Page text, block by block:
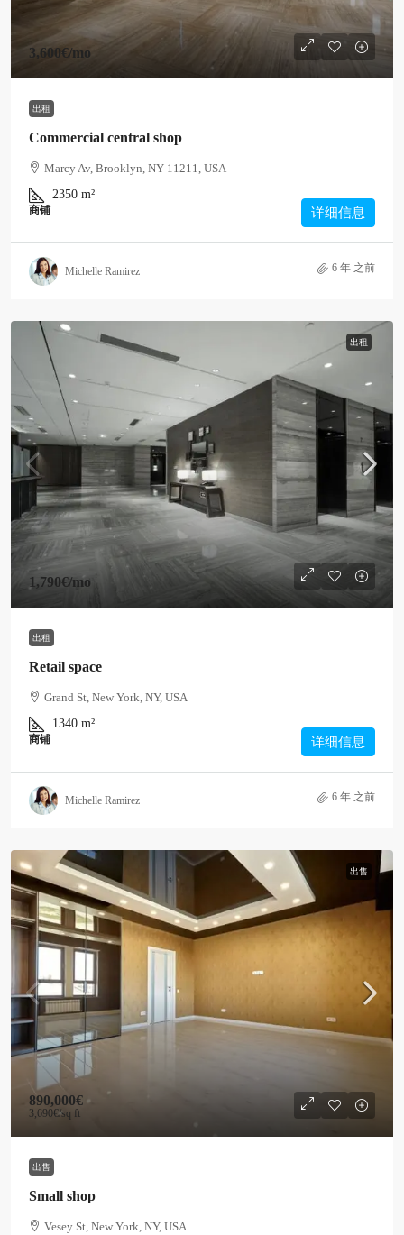
3,600€/mo
出租
Commercial central shop
Marcy Av, Brooklyn, NY 11211, USA
2350 m²
商铺 详细信息
Michelle Ramirez 6 年 之前
出租
1,790€/mo
出租
Retail space
Grand St, New York, NY, USA
1340 m²
商铺 详细信息
Michelle Ramirez 6 年 之前
出售
890,000€
3,690€/sq ft
出售
Small shop
Vesey St, New York, NY, USA